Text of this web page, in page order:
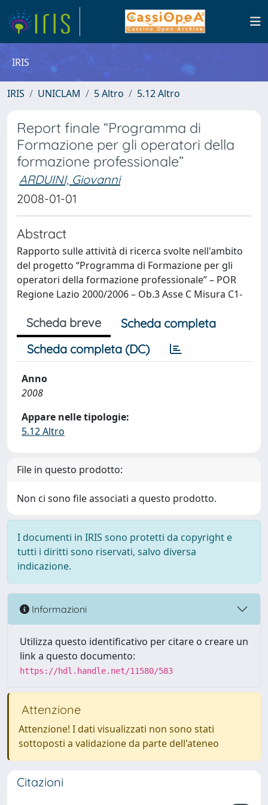
IRIS
IRIS UNICLAM 5 Altro 5.12 Altro
Report finale “Programma di
Formazione per gli operatori della
formazione professionale”
ARDUINI, Giovanni
2008-01-01
Abstract
Rapporto sulle attività di ricerca svolte nell'ambito
del progetto “Programma di Formazione per gli
operatori della formazione professionale” – POR
Regione Lazio 2000/2006 – Ob.3 Asse C Misura C1-
Scheda breve
Scheda completa
Scheda completa (DC)
Anno
2008
Appare nelle tipologie:
5.12 Altro
File in questo prodotto:
Non ci sono file associati a questo prodotto.
I documenti in IRIS sono protetti da copyright e
tutti i diritti sono riservati, salvo diversa
indicazione.
Informazioni
Utilizza questo identificativo per citare o creare un
link a questo documento:
https://hdl.handle.net/11580/583
Attenzione
Attenzione! I dati visualizzati non sono stati
sottoposti a validazione da parte dell'ateneo
Citazioni